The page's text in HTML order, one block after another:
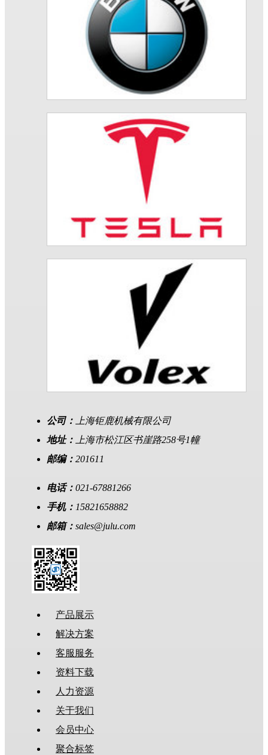
公司：
上海钜鹿机械有限公司
地址：
上海市松江区书崖路258号1幢
邮编： 201611
电话： 021-67881266
手机： 15821658882
邮箱： sales@julu.com
产品展示
解决方案
客服服务
资料下载
人力资源
关于我们
会员中心
聚合标签